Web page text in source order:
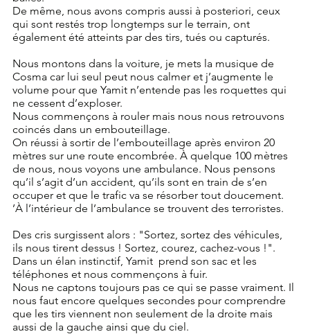
De même, nous avons compris aussi à posteriori, ceux
qui sont restés trop longtemps sur le terrain, ont
également été atteints par des tirs, tués ou capturés.
Nous montons dans la voiture, je mets la musique de
Cosma car lui seul peut nous calmer et j’augmente le
volume pour que Yamit n’entende pas les roquettes qui
ne cessent d’exploser.
Nous commençons à rouler mais nous nous retrouvons
coincés dans un embouteillage.
On réussi à sortir de l’embouteillage après environ 20
mètres sur une route encombrée. À quelque 100 mètres
de nous, nous voyons une ambulance. Nous pensons
qu’il s’agit d’un accident, qu’ils sont en train de s’en
occuper et que le trafic va se résorber tout doucement.
’À l’intérieur de l’ambulance se trouvent des terroristes.
Des cris surgissent alors : "Sortez, sortez des véhicules,
ils nous tirent dessus ! Sortez, courez, cachez-vous !".
Dans un élan instinctif, Yamit  prend son sac et les
téléphones et nous commençons à fuir.
Nous ne captons toujours pas ce qui se passe vraiment. Il
nous faut encore quelques secondes pour comprendre
que les tirs viennent non seulement de la droite mais
aussi de la gauche ainsi que du ciel.